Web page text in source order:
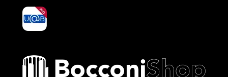
yoU@B
Bocconi shop